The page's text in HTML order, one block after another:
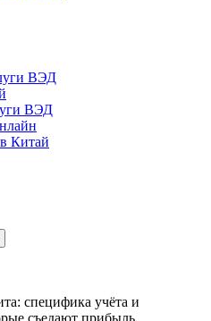
ВЭД
ВЭД
Китай
специфика учёта и
съедают прибыль